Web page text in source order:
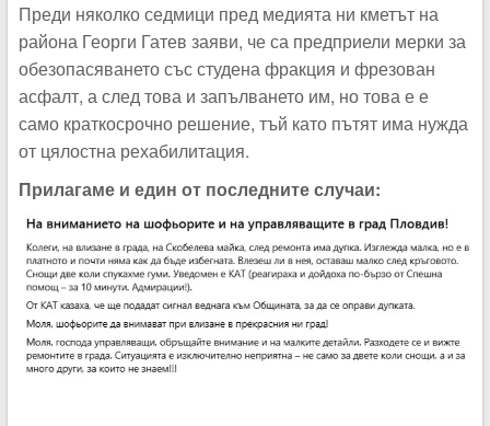
Преди няколко седмици пред медията ни кметът на
района Георги Гатев заяви, че са предприели мерки за
обезопасяването със студена фракция и фрезован
асфалт, а след това и запълването им, но това е е
само краткосрочно решение, тъй като пътят има нужда
от цялостна рехабилитация.
Прилагаме и един от последните случаи: